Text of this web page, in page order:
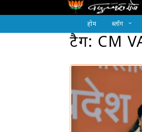
होम ब्लॉग
टैग: CM